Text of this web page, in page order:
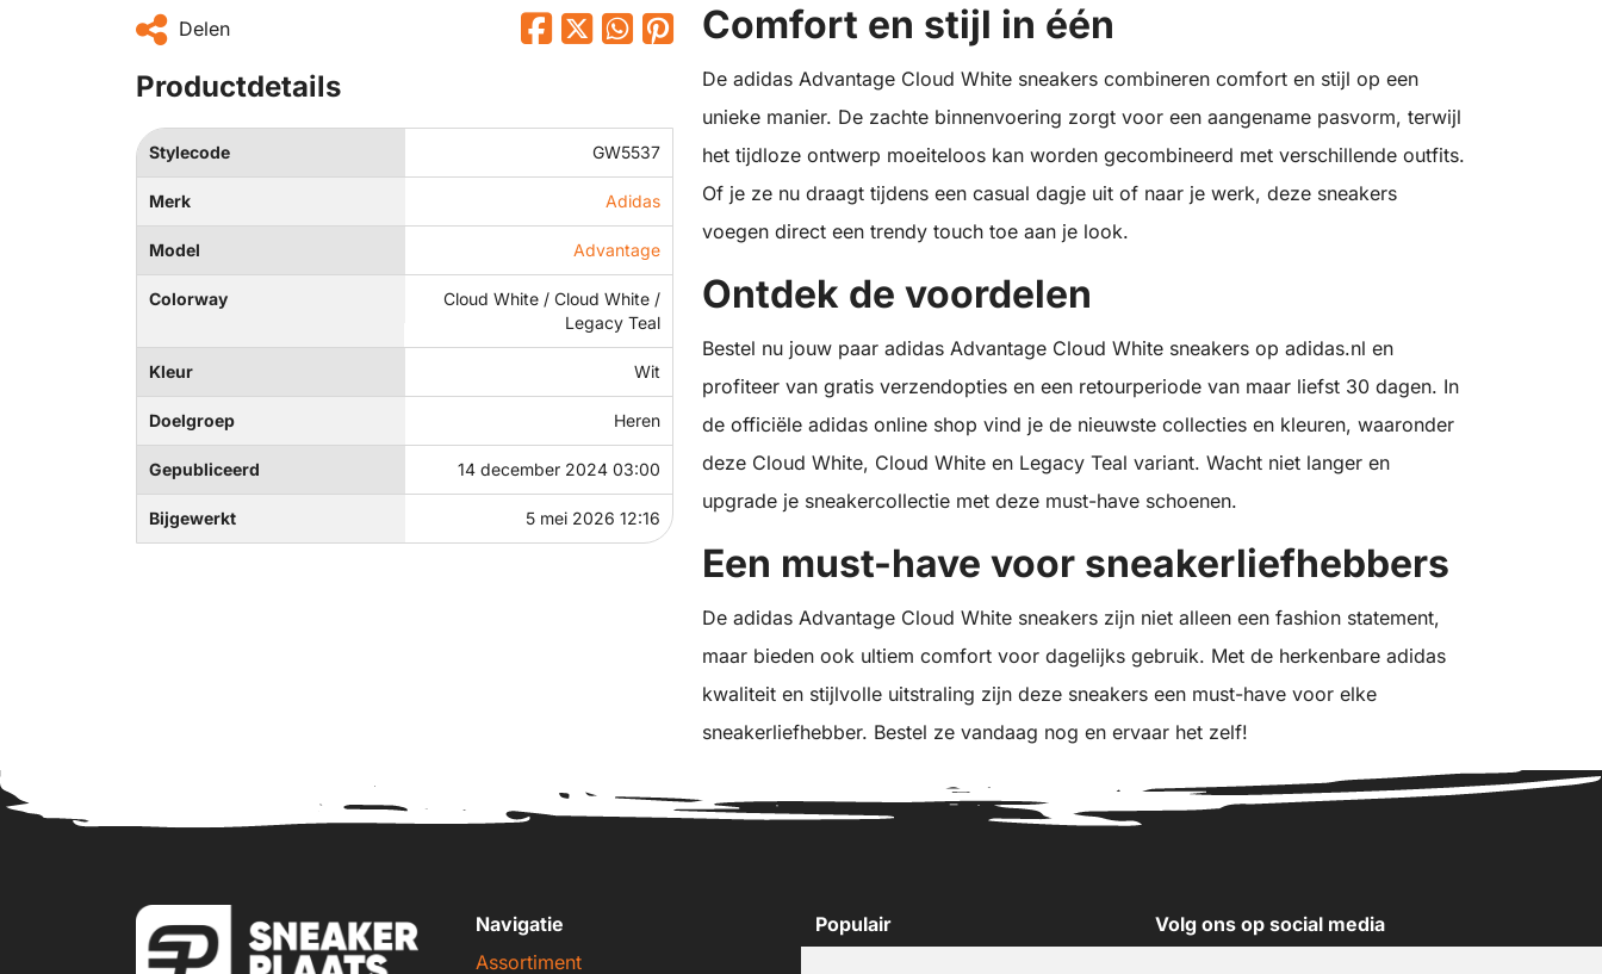
Delen
Productdetails
Stylecode GW5537
Merk Adidas
Model Advantage
Colorway
Cloud White / Cloud White /
Legacy Teal
Kleur Wit
Doelgroep Heren
Gepubliceerd 14 december 2024 03:00
Bijgewerkt 5 mei 2026 12:16
Comfort en stijl in één
De adidas Advantage Cloud White sneakers combineren comfort en stijl op een
unieke manier. De zachte binnenvoering zorgt voor een aangename pasvorm, terwijl
het tijdloze ontwerp moeiteloos kan worden gecombineerd met verschillende outfits.
Of je ze nu draagt tijdens een casual dagje uit of naar je werk, deze sneakers
voegen direct een trendy touch toe aan je look.
Ontdek de voordelen
Bestel nu jouw paar adidas Advantage Cloud White sneakers op adidas.nl en
profiteer van gratis verzendopties en een retourperiode van maar liefst 30 dagen. In
de officiële adidas online shop vind je de nieuwste collecties en kleuren, waaronder
deze Cloud White, Cloud White en Legacy Teal variant. Wacht niet langer en
upgrade je sneakercollectie met deze must-have schoenen.
Een must-have voor sneakerliefhebbers
De adidas Advantage Cloud White sneakers zijn niet alleen een fashion statement,
maar bieden ook ultiem comfort voor dagelijks gebruik. Met de herkenbare adidas
kwaliteit en stijlvolle uitstraling zijn deze sneakers een must-have voor elke
sneakerliefhebber. Bestel ze vandaag nog en ervaar het zelf!
Navigatie
Assortiment
Populair
Volg ons op social media